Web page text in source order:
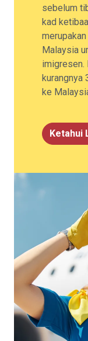
sebelum
kad
Malaysia
imigresen.
kurangnya
ke
Ketahui